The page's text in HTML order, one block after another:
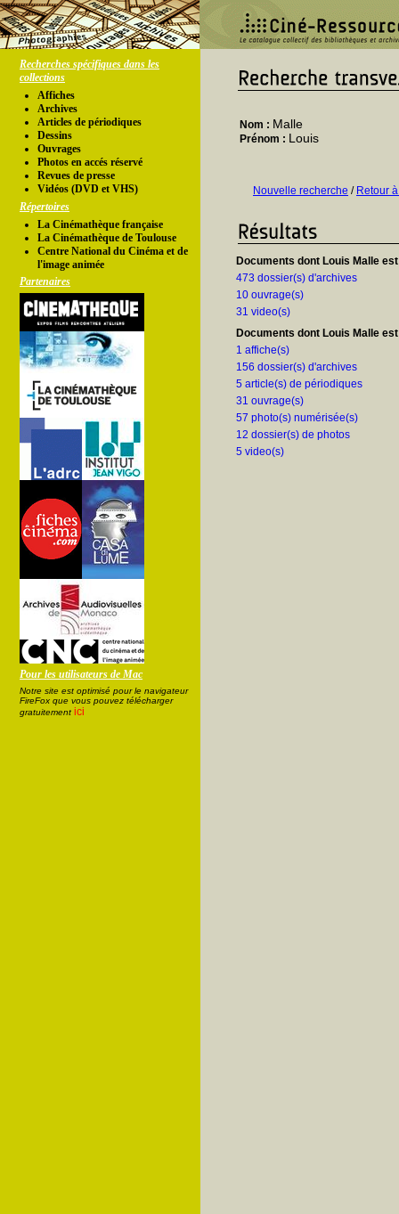
Recherches spécifiques dans les
collections
Affiches
Archives
Articles de périodiques
Dessins
Ouvrages
Photos en accés réservé
Revues de presse
Vidéos (DVD et VHS)
Répertoires
La Cinémathèque française
La Cinémathèque de Toulouse
Centre National du Cinéma et de
l'image animée
Partenaires
Pour les utilisateurs de Mac
Notre site est optimisé pour le navigateur
FireFox que vous pouvez télécharger
gratuitement ici
Nom : Malle
Prénom : Louis
Nouvelle recherche / Retour
Documents dont Louis Malle
473 dossier(s) d'archives
10 ouvrage(s)
31 video(s)
Documents dont Louis Malle
1 affiche(s)
156 dossier(s) d'archives
5 article(s) de périodiques
31 ouvrage(s)
57 photo(s) numérisée(s)
12 dossier(s) de photos
5 video(s)